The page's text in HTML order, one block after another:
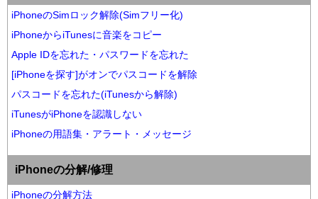
iPhoneのSimロック解除(Simフリー化)
iPhoneからiTunesに音楽をコピー
Apple IDを忘れた・パスワードを忘れた
[iPhoneを探す]がオンでパスコードを解除
パスコードを忘れた(iTunesから解除)
iTunesがiPhoneを認識しない
iPhoneの用語集・アラート・メッセージ
iPhoneの分解/修理
iPhoneの分解方法